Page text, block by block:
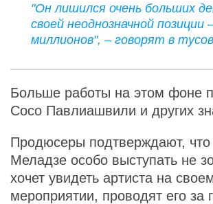
"Он лишился очень больших
своей неоднозначной позиции
миллионов", – говорят в
Больше работы на этом фоне
Сосо Павлиашвили и других
Продюсеры подтверждают, что
Меладзе особо выступать не
хочет увидеть артиста на
мероприятии, проводят его за